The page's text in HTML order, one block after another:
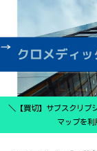
＼【買切】サブスクリプ
マップを